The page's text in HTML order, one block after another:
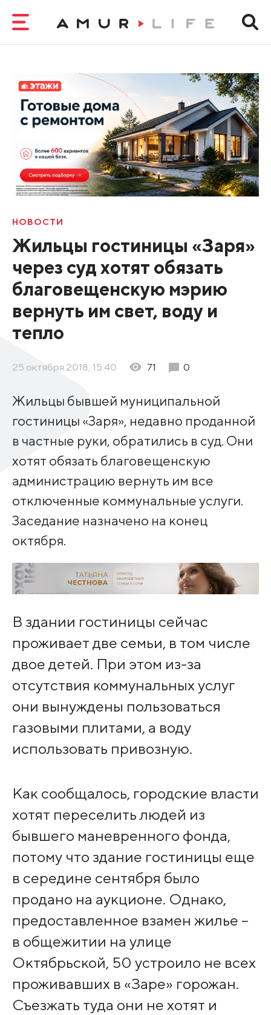
НОВОСТИ
Жильцы гостиницы «Заря»
через суд хотят обязать
благовещенскую мэрию
вернуть им свет, воду и
тепло
25 октября 2018, 15:40 71 0
Жильцы бывшей муниципальной
гостиницы «Заря», недавно проданной
в частные руки, обратились в суд. Они
хотят обязать благовещенскую
администрацию вернуть им все
отключенные коммунальные услуги.
Заседание назначено на конец
октября.
В здании гостиницы сейчас
проживает две семьи, в том числе
двое детей. При этом из-за
отсутствия коммунальных услуг
они вынуждены пользоваться
газовыми плитами, а воду
использовать привозную.
Как сообщалось, городские власти
хотят переселить людей из
бывшего маневренного фонда,
потому что здание гостиницы еще
в середине сентября было
продано на аукционе. Однако,
предоставленное взамен жилье –
в общежитии на улице
Октябрьской, 50 устроило не всех
проживавших в «Заре» горожан.
Съезжать туда они не хотят и